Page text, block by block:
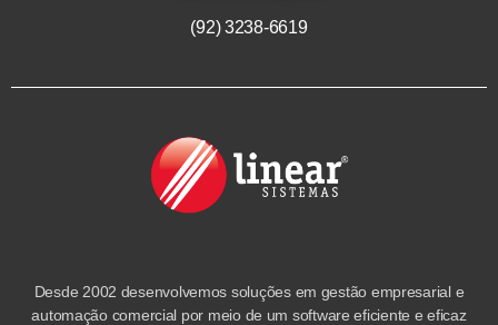
(92) 3238-6619
Desde 2002 desenvolvemos soluções em gestão empresarial e
automação comercial por meio de um software eficiente e eficaz